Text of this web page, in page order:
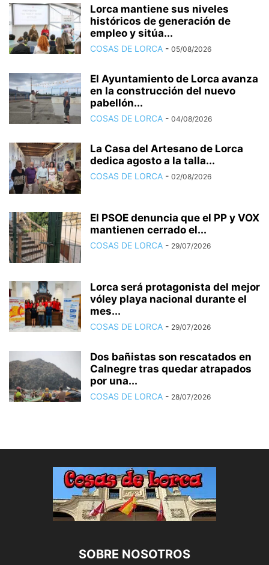
Lorca mantiene sus niveles
históricos de generación de
empleo y sitúa...
COSAS DE LORCA - 05/08/2026
El Ayuntamiento de Lorca avanza
en la construcción del nuevo
pabellón...
COSAS DE LORCA - 04/08/2026
La Casa del Artesano de Lorca
dedica agosto a la talla...
COSAS DE LORCA - 02/08/2026
El PSOE denuncia que el PP y VOX
mantienen cerrado el...
COSAS DE LORCA - 29/07/2026
Lorca será protagonista del mejor
vóley playa nacional durante el
mes...
COSAS DE LORCA - 29/07/2026
Dos bañistas son rescatados en
Calnegre tras quedar atrapados
por una...
COSAS DE LORCA - 28/07/2026
SOBRE NOSOTROS